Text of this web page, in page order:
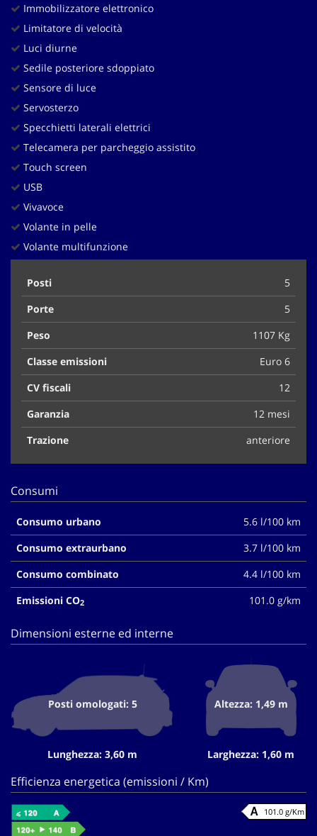
Immobilizzatore elettronico
Limitatore di velocità
Luci diurne
Sedile posteriore sdoppiato
Sensore di luce
Servosterzo
Specchietti laterali elettrici
Telecamera per parcheggio assistito
Touch screen
USB
Vivavoce
Volante in pelle
Volante multifunzione
Posti
5
Porte
5
Peso
1107 Kg
Classe emissioni
Euro 6
CV fiscali
12
Garanzia
12 mesi
Trazione
anteriore
Consumi
Consumo urbano
5.6 l/100 km
Consumo extraurbano
3.7 l/100 km
Consumo combinato
4.4 l/100 km
Emissioni CO2 101.0 g/km
Dimensioni esterne ed interne
Posti omologati: 5
Lunghezza: 3,60 m
Altezza: 1,49 m
Larghezza: 1,60 m
Efficienza energetica (emissioni / Km)
101.0 g/Km